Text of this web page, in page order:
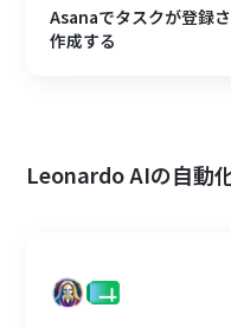
Asanaでタスクが登録
作成する
Leonardo AIの自動